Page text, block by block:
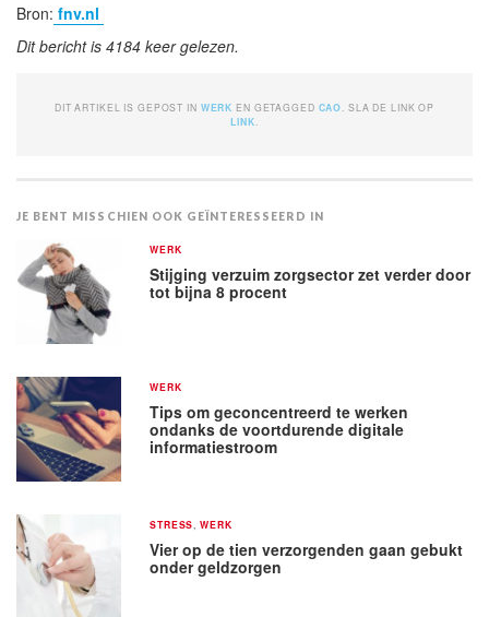
Bron: fnv.nl
Dit bericht is 4184 keer gelezen.
DIT ARTIKEL IS GEPOST IN WERK EN GETAGGED CAO . SLA DE LINK OP
LINK
JE BENT MISSCHIEN OOK GEÏNTERESSEERD IN
WERK
Stijging verzuim zorgsector zet verder door
tot bijna 8 procent
WERK
Tips om geconcentreerd te werken
ondanks de voortdurende digitale
informatiestroom
STRESS ,WERK
Vier op de tien verzorgenden gaan gebukt
onder geldzorgen